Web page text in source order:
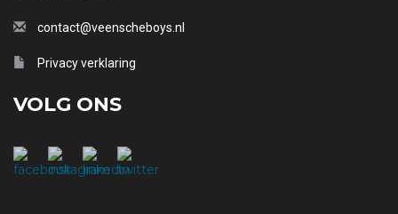
contact@veenscheboys.nl
Privacy verklaring
VOLG ONS